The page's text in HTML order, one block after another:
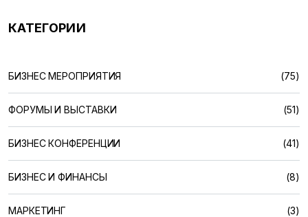
КАТЕГОРИИ
БИЗНЕС МЕРОПРИЯТИЯ (75)
ФОРУМЫ И ВЫСТАВКИ (51)
БИЗНЕС КОНФЕРЕНЦИИ (41)
БИЗНЕС И ФИНАНСЫ (8)
МАРКЕТИНГ (3)